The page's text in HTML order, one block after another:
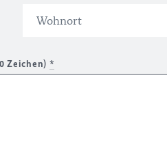
Zeichen) *